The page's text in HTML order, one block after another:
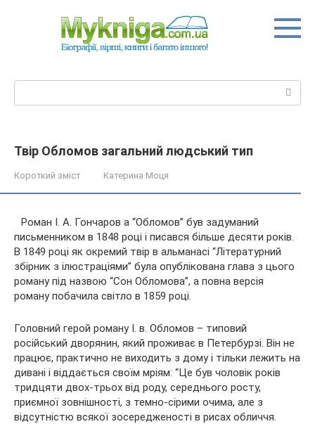
Твір Обломов загальний людський тип
Короткий зміст Катерина Моця
Роман І. А. Гончаров а “Обломов” був задуманий
письменником в 1848 році і писався більше десяти років.
В 1849 році як окремий твір в альманасі “Літературний
збірник з ілюстраціями” була опублікована глава з цього
роману під назвою “Сон Обломова”, а повна версія
роману побачила світло в 1859 році.
Головний герой роману І. в. Обломов – типовий
російський дворянин, який проживає в Петербурзі. Він не
працює, практично не виходить з дому і тільки лежить на
дивані і віддається своїм мріям: “Це був чоловік років
тридцяти двох-трьох від роду, середнього росту,
приємної зовнішності, з темно-сірими очима, але з
відсутністю всякої зосередженості в рисах обличчя.